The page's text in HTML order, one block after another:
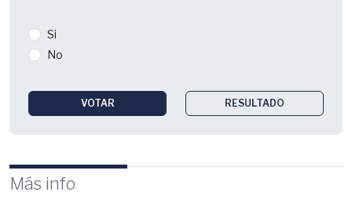
Si
No
VOTAR RESULTADO
Más info